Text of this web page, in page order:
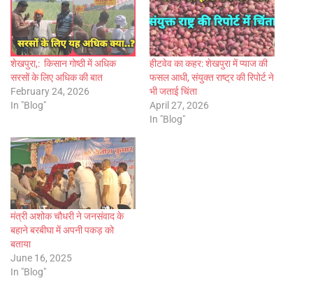
शेखपुरा,: किसान गोष्ठी में अधिक
सरसों के लिए अधिक की बात
February 24, 2026
In "Blog"
हीटवेव का कहर: शेखपुरा में प्याज की
फसल आधी, संयुक्त राष्ट्र की रिपोर्ट ने
भी जताई चिंता
April 27, 2026
In "Blog"
मंत्री अशोक चौधरी ने जनसंवाद के
बहाने बरबीघा में अपनी पकड़ को
बताया
June 16, 2025
In "Blog"